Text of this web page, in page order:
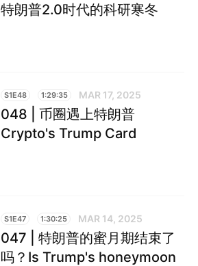
特朗普2.0时代的科研寒冬
S1E48 1:29:35 MAR 17, 2025
048 | 币圈遇上特朗普
Crypto's Trump Card
S1E47 1:30:25 MAR 14, 2025
047 | 特朗普的蜜月期结束了
吗？Is Trump's honeymoon